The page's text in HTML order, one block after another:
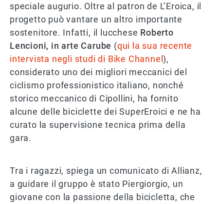
speciale augurio. Oltre al patron de L’Eroica, il
progetto può vantare un altro importante
sostenitore. Infatti, il lucchese Roberto
Lencioni, in arte Carube (qui la sua recente
intervista negli studi di Bike Channel),
considerato uno dei migliori meccanici del
ciclismo professionistico italiano, nonché
storico meccanico di Cipollini, ha fornito
alcune delle biciclette dei SuperEroici e ne ha
curato la supervisione tecnica prima della
gara.
Tra i ragazzi, spiega un comunicato di Allianz,
a guidare il gruppo è stato Piergiorgio, un
giovane con la passione della bicicletta, che